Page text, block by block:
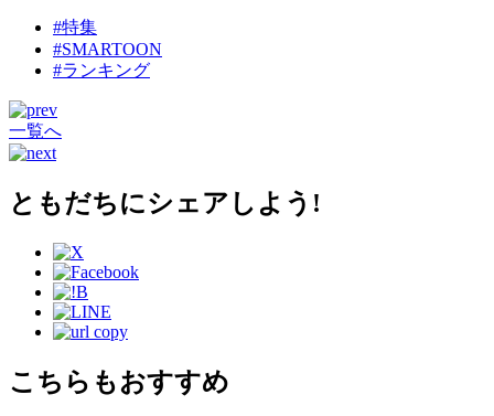
#特集
#SMARTOON
#ランキング
一覧へ
ともだちにシェアしよう!
こちらもおすすめ